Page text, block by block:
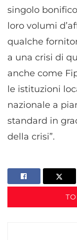
singolo
loro volumi
qualche
a una crisi di
anche come
le istituzioni
nazionale a
standard in
della crisi”.